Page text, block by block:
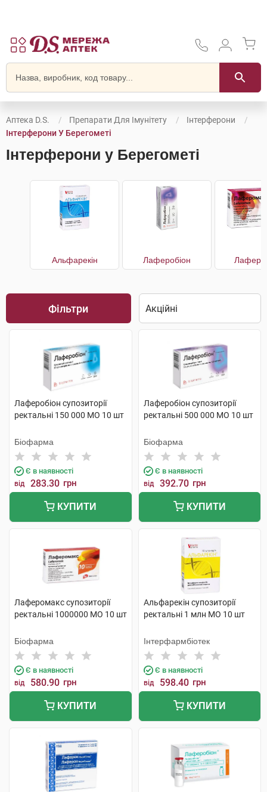
Аптека D.S. Препарати Для Імунітету
Інтерферони
Інтерферони У Берегометі
Інтерферони у Берегометі
Альфарекін Лаферобіон
Фільтри
Лаферобіон супозиторії
ректальні 150 000 МО 10 шт
Біофарма
Є в наявності
від 283.30 грн
КУПИТИ
Лаферобіон супозиторії
ректальні 500 000 МО 10 шт
Біофарма
Є в наявності
від 392.70 грн
КУПИТИ
Лаферомакс супозиторії
ректальні 1000000 МО 10 шт
Біофарма
Є в наявності
від 580.90 грн
КУПИТИ
Альфарекін супозиторії
ректальні 1 млн МО 10 шт
Інтерфармбіотек
Є в наявності
від 598.40 грн
КУПИТИ